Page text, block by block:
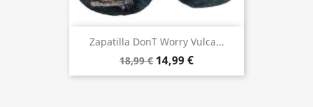
Zapatilla Don`t Worry Vulca...
18,99 € 14,99 €